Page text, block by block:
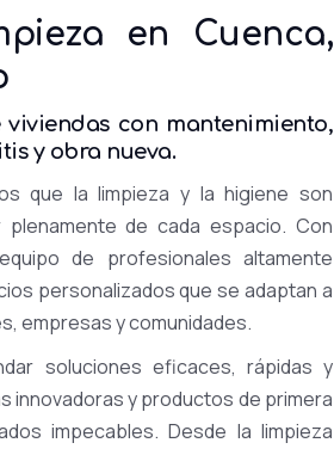
en Cuenca,
con mantenimiento,
y obra nueva.
que la limpieza y la higiene son
de cada espacio. Con
de profesionales altamente
personalizados que se adaptan a
empresas y comunidades.
soluciones eficaces, rápidas y
innovadoras y productos de primera
impecables. Desde la limpieza